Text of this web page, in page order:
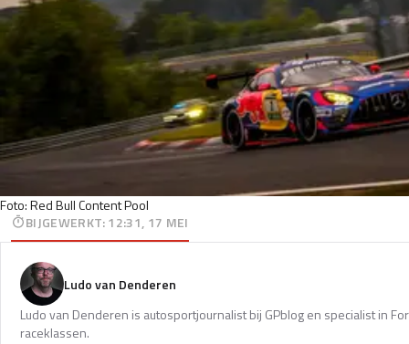
Foto: Red Bull Content Pool
BIJGEWERKT:12:31, 17 MEI
Ludo van Denderen
Ludo van Denderen is autosportjournalist bij GPblog en specialist in
raceklassen.